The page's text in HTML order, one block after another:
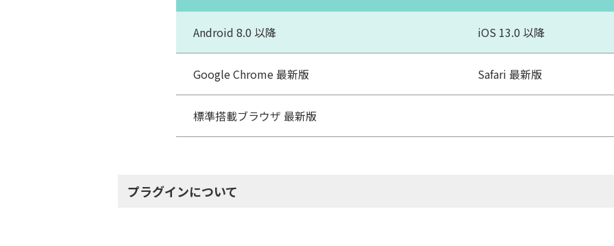
Android 8.0 以降
Google Chrome 最新版
標準搭載ブラウザ 最新版
iOS 13.0 以降
Safari 最新版
プラグインについて